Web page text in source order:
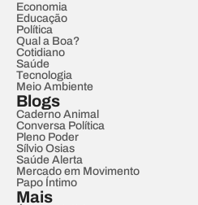
Economia
Educação
Política
Qual a Boa?
Cotidiano
Saúde
Tecnologia
Meio Ambiente
Blogs
Caderno Animal
Conversa Política
Pleno Poder
Sílvio Osias
Saúde Alerta
Mercado em Movimento
Papo Íntimo
Mais